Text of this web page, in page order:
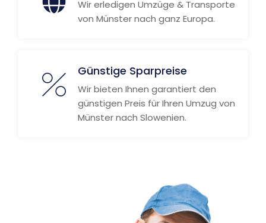
Wir erledigen Umzüge & Transporte
von Münster nach ganz Europa.
Günstige Sparpreise
Wir bieten Ihnen garantiert den
günstigen Preis für Ihren Umzug von
Münster nach Slowenien.